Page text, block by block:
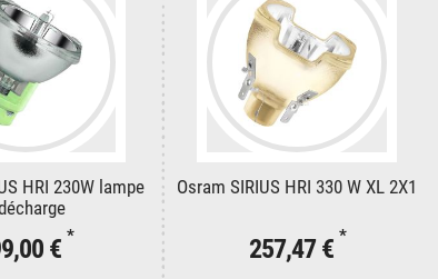
HRI 230W lampe
€ *
Osram SIRIUS HRI 330 W XL 2X1
257,47 € *